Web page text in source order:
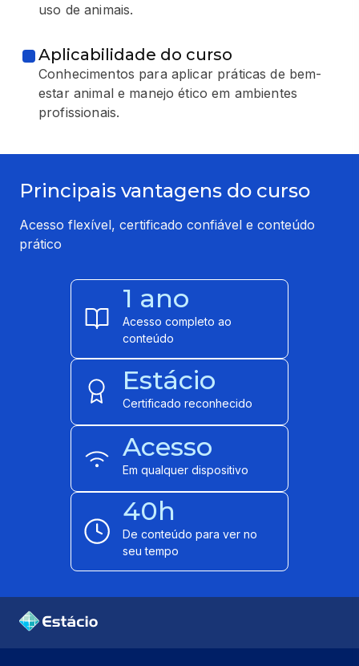
uso de animais.
Aplicabilidade do curso
Conhecimentos para aplicar práticas de bem-
estar animal e manejo ético em ambientes
profissionais.
Principais vantagens do curso
Acesso flexível, certificado confiável e conteúdo
prático
1 ano
Acesso completo ao
conteúdo
Estácio
Certificado reconhecido
Acesso
Em qualquer dispositivo
40h
De conteúdo para ver no
seu tempo